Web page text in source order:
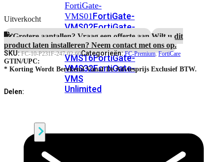
FortiGate-
VMS01FortiGate-
VMS02FortiGate-
VMS04FortiGate-
VMS08FortiGate-
VMS16FortiGate-
VMS32FortiGate-
VMS
Unlimited
Uitverkocht
Grotere aantallen? Vraag een offerte aan.Wilt u dit
product laten installeren? Neem contact met ons op.
SKU:FC-10-P231F-247-02-60Categorieën:FC-Premium,FortiCare
GTIN/UPC:
* Korting Wordt Berekend Vanaf De Adviesprijs Exclusief BTW.
Delen: